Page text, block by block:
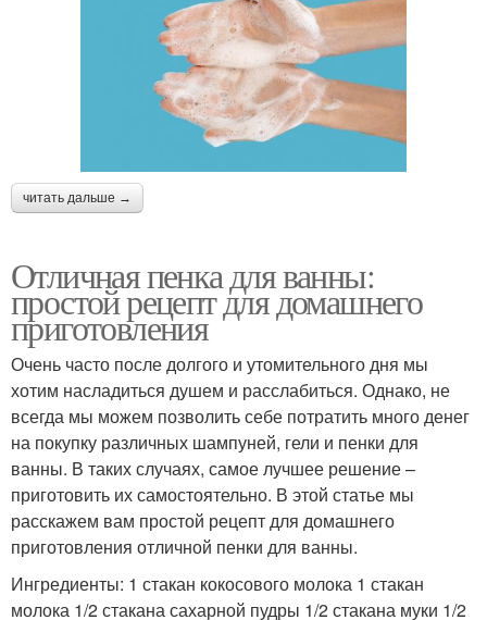
читать дальше →
Отличная пенка для ванны:
простой рецепт для домашнего
приготовления
Очень часто после долгого и утомительного дня мы
хотим насладиться душем и расслабиться. Однако, не
всегда мы можем позволить себе потратить много денег
на покупку различных шампуней, гели и пенки для
ванны. В таких случаях, самое лучшее решение –
приготовить их самостоятельно. В этой статье мы
расскажем вам простой рецепт для домашнего
приготовления отличной пенки для ванны.
Ингредиенты: 1 стакан кокосового молока 1 стакан
молока 1/2 стакана сахарной пудры 1/2 стакана муки 1/2